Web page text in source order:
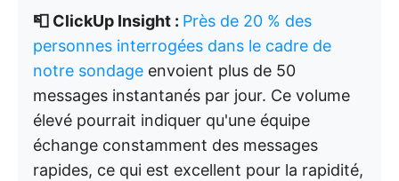
📮 ClickUp Insight : Près de 20 % des
personnes interrogées dans le cadre de
notre sondage envoient plus de 50
messages instantanés par jour. Ce volume
élevé pourrait indiquer qu'une équipe
échange constamment des messages
rapides, ce qui est excellent pour la rapidité,